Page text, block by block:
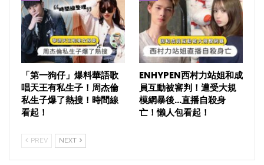
「第一狗仔」爆料華語歌
唱天王有私生子！周杰倫
私生子爆了熱搜！時間線
看起！
ENHYPEN西村力站姐和成
員互動被審判！遭受大規
模網暴後…直播自殺身
亡！懶人包看起！
PREV NEXT